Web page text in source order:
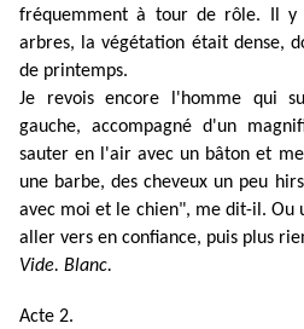
fréquemment à tour de rôle. Il y
arbres, la végétation était dense,
de printemps.
Je revois encore l'homme qui
gauche, accompagné d'un
sauter en l'air avec un bâton et
une barbe, des cheveux un peu
avec moi et le chien", me dit-il. Ou
aller vers en confiance, puis plus
Vide. Blanc.
Acte 2.